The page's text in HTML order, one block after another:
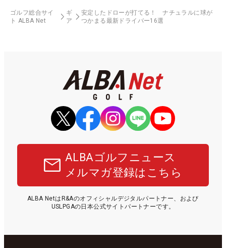
ゴルフ総合サイ
ト ALBA Net
ギ
ア
安定したドローが打てる！ ナチュラルに球が
つかまる最新ドライバー16選
ALBAゴルフニュース
メルマガ登録はこちら
ALBA NetはR&Aのオフィシャルデジタルパートナー、および
USLPGAの日本公式サイトパートナーです。